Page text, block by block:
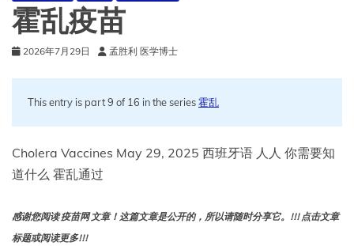
助
于
预
防
疫
发
霍乱疫苗
2026年7月29日 孟胜利 医学博士
This entry is part 9 of 16 in the series霍乱
Cholera Vaccines May 29, 2025 西班牙语 人人 你需要知
道什么 霍乱通过
感谢您阅读 疫苗网 文章！这篇文章是公开的，所以请随时分享它。!!! 点击文章
标题或阅读更多!!!